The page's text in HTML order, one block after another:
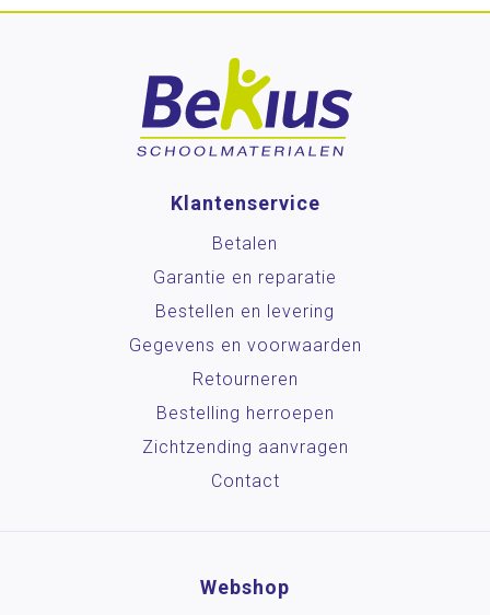
Klantenservice
Betalen
Garantie en reparatie
Bestellen en levering
Gegevens en voorwaarden
Retourneren
Bestelling herroepen
Zichtzending aanvragen
Contact
Webshop